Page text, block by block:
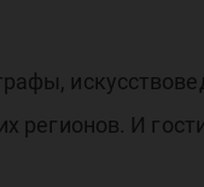
регионов. И